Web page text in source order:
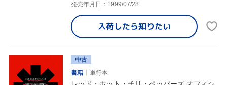
発売年月日：1999/07/28
入荷したら知りたい
中古
書籍
単行本